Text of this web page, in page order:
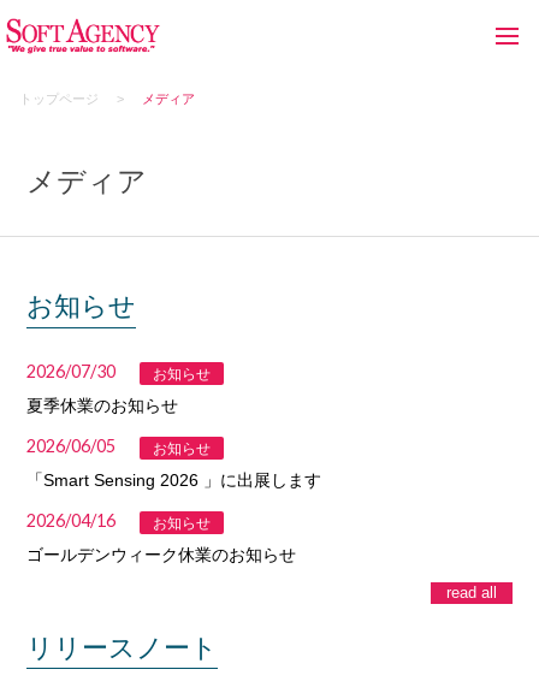
トップページ メディア
メディア
お知らせ
2026/07/30 お知らせ
夏季休業のお知らせ
2026/06/05 お知らせ
「Smart Sensing 2026 」に出展します
2026/04/16 お知らせ
ゴールデンウィーク休業のお知らせ
read all
リリースノート